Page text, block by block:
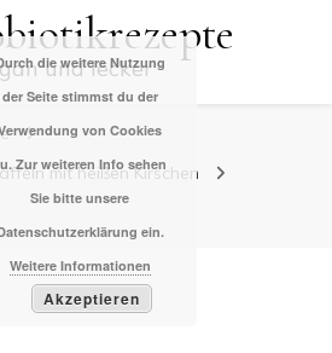
und lecker
mit heißen Kirschen
die weitere Nutzung
der Seite stimmst du der
von Cookies
Zur weiteren Info sehen
Sie bitte unsere
ein.
Weitere Informationen
Akzeptieren